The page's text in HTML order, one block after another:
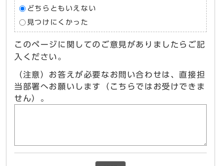
どちらともいえない
見つけにくかった
このページに関してのご意見がありましたらご記
入ください。
（注意）お答えが必要なお問い合わせは、直接担
当部署へお願いします（こちらではお受けできま
せん）。